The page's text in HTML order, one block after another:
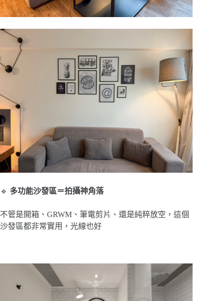
🔹 多功能沙發區＝拍攝神角落
不管是開箱、GRWM、筆電剪片、還是純粹放空，這個
沙發區都非常實用，光線也好